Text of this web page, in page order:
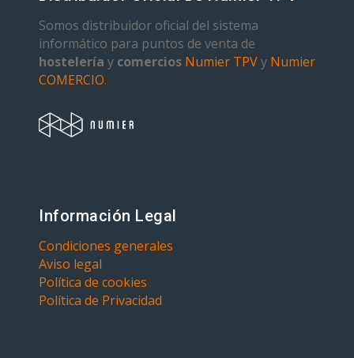
Somos distribuidor oficial del sistema
informático para puntos de venta de
hostelería y comercios Numier TPVy Numier
COMERCIO.
Información Legal
Condiciones generales
Aviso legal
Política de cookies
Política de Privacidad